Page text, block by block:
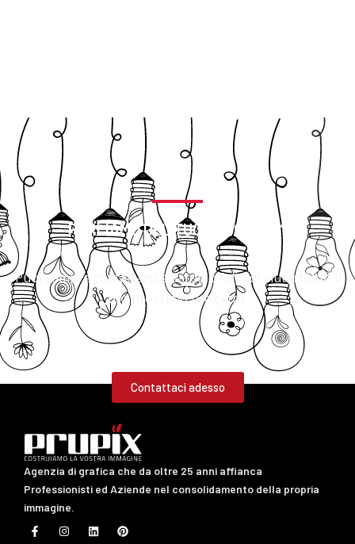
PARLIAMO DEL TUO PROGETTO?
Puoi sempre contattarci e saremo felici di aiutarti con il
tuo prossimo progetto.
Contattaci adesso
Agenzia di grafica che da oltre 25 anni affianca
Professionisti ed Aziende nel consolidamento della propria
immagine.
F
a
I
n
L
i
P
i